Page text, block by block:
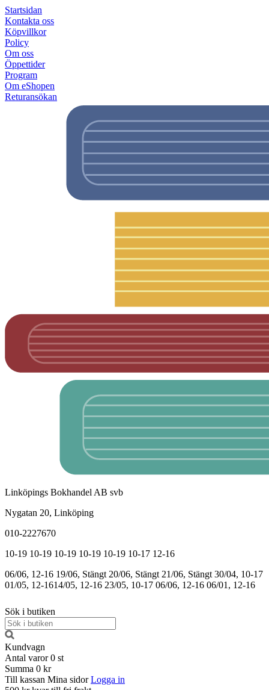
Startsidan
Kontakta oss
Köpvillkor
Policy
Om oss
Öppettider
Program
Om eShopen
Returansökan
Linköpings Bokhandel AB svb
Nygatan 20, Linköping
010-2227670
10-19 10-19 10-19 10-19 10-19 10-17 12-16
06/06, 12-16 19/06, Stängt 20/06, Stängt 21/06, Stängt 30/04, 10-17
01/05, 12-1614/05, 12-16 23/05, 10-17 06/06, 12-16 06/01, 12-16
Sök i butiken
Kundvagn
Antal varor 0 st
Summa 0 kr
Till kassan Mina sidor Logga in